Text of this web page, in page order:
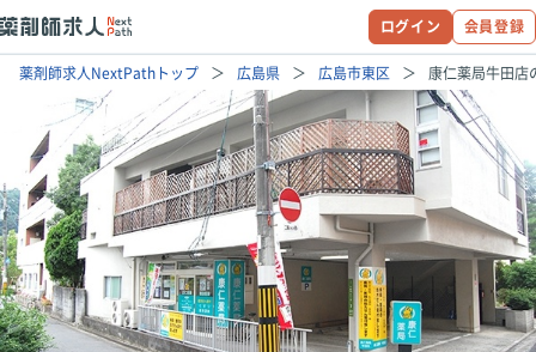
ログイン 会員登録
薬剤師求人NextPathトップ 広島県 広島市東区 康仁薬局牛田店